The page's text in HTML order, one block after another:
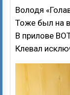
Володя
Тоже был на
В прилове
Клевал